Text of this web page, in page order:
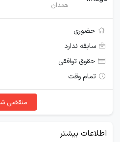
همدان
حضوری
سابقه ندارد
حقوق توافقی
تمام وقت
منقضی
اطلاعات بیشتر